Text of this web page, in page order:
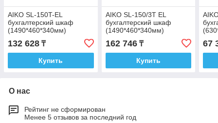
AIKO SL-150T-EL
бухгалтерский шкаф
(1490*460*340мм)
132 628 ₸
Купить
AIKO SL-150/3T EL
бухгалтерский шкаф
(1490*460*340мм)
162 746₸
Купить
67
О нас
Рейтинг не сформирован
Менее 5 отзывов за последний год